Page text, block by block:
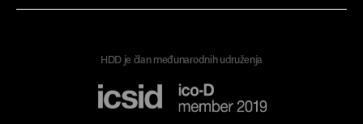
Vijesti
HDD je član međunarodnih udruženja